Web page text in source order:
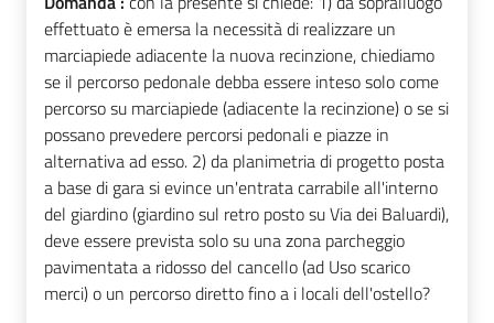
effettuato è emersa la necessità di realizzare un
marciapiede adiacente la nuova recinzione, chiediamo
se il percorso pedonale debba essere inteso solo come
percorso su marciapiede (adiacente la recinzione) o se si
possano prevedere percorsi pedonali e piazze in
alternativa ad esso. 2) da planimetria di progetto posta
a base di gara si evince un'entrata carrabile all'interno
del giardino (giardino sul retro posto su Via dei Baluardi),
deve essere prevista solo su una zona parcheggio
pavimentata a ridosso del cancello (ad Uso scarico
merci) o un percorso diretto fino a i locali dell'ostello?